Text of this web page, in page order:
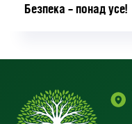
Безпека – понад усе!